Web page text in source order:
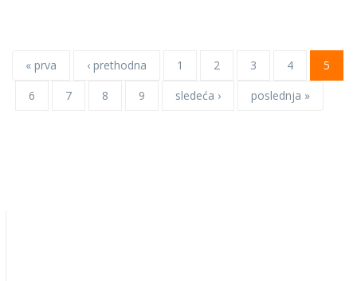
« prva ‹ prethodna 1 2 3 4
5
6
7 8 9 sledeća › poslednja »